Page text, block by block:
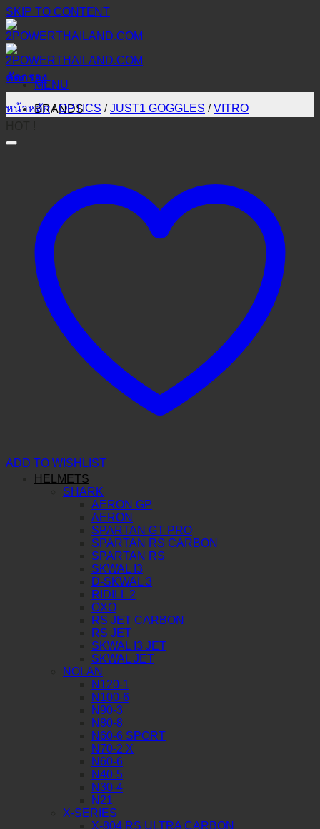
SKIP TO CONTENT
MENU
BRANDS
HELMETS
SHARK
AERON GP
AERON
SPARTAN GT PRO
SPARTAN RS CARBON
SPARTAN RS
SKWAL I3
D-SKWAL 3
RIDILL 2
OXO
RS JET CARBON
RS JET
SKWAL I3 JET
SKWAL JET
NOLAN
N120-1
N100-6
N90-3
N80-8
N60-6 SPORT
N70-2 X
N60-6
N40-5
N30-4
N21
X-SERIES
X-804 RS ULTRA CARBON
คัดกรอง
หน้าหลัก / OPTICS / JUST1 GOGGLES / VITRO
ADD TO WISHLIST